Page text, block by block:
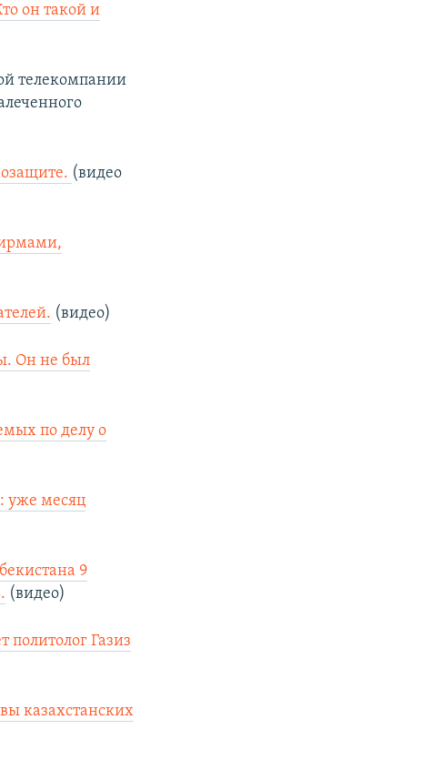
он такой и
телекомпании
(видео
(видео)
Он не был
по делу о
уже месяц
9
(видео)
Газиз
казахстанских